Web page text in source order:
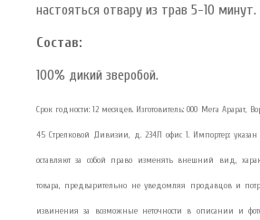
настояться отвару из трав 5-10 минут.
Состав:
100% дикий зверобой.
Срок годности: 12 месяцев. Изготовитель: ООО Мега Арарат,
45 Стрелковой Дивизии, д. 234Л офис 1. Импортер:
оставляют за собой право изменять внешний вид,
товара, предварительно не уведомляя продавцов и
извинения за возможные неточности в описании и